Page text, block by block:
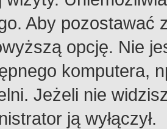
Aby pozostawać
opcję. Nie
komputera,
Jeżeli nie
ją wyłączył.